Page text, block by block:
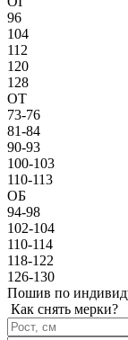
96
104
112
120
128
ОТ
73-76
81-84
90-93
100-103
110-113
ОБ
94-98
102-104
110-114
118-122
126-130
Пошив по
Как снять мерки?